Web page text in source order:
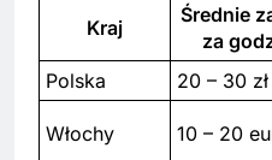
Kraj
Średnie
za
Polska
20 – 30 zł
Włochy 10 – 20